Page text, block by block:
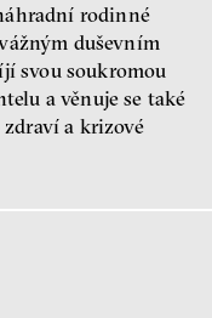
Churchland
rodinné
duševním
svou soukromou
a věnuje se také
a krizové